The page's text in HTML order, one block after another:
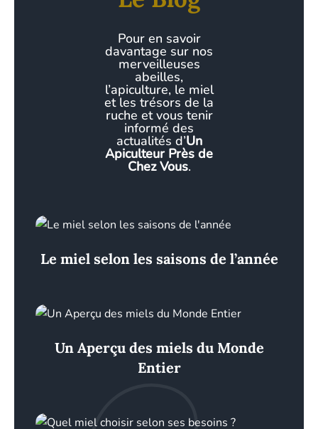
Pour en savoir
davantage sur nos
merveilleuses
abeilles,
l’apiculture, le miel
et les trésors de la
ruche et vous tenir
informé des
actualités d’Un
Apiculteur Près de
Chez Vous.
Le miel selon les saisons de l’année
Un Aperçu des miels du Monde
Entier